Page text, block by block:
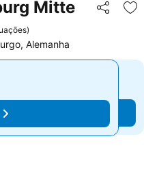
Mitte Partilhar
)
Alemanha